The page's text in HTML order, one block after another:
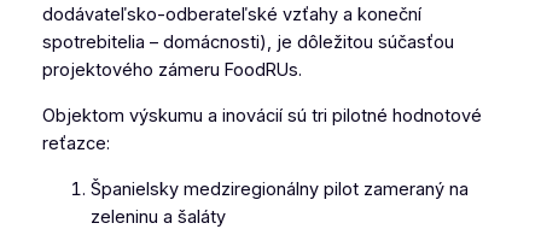
dodávateľsko-odberateľské vzťahy a koneční
spotrebitelia – domácnosti), je dôležitou súčasťou
projektového zámeru FoodRUs.
Objektom výskumu a inovácií sú tri pilotné hodnotové
reťazce:
Španielsky medziregionálny pilot zameraný na
zeleninu a šaláty